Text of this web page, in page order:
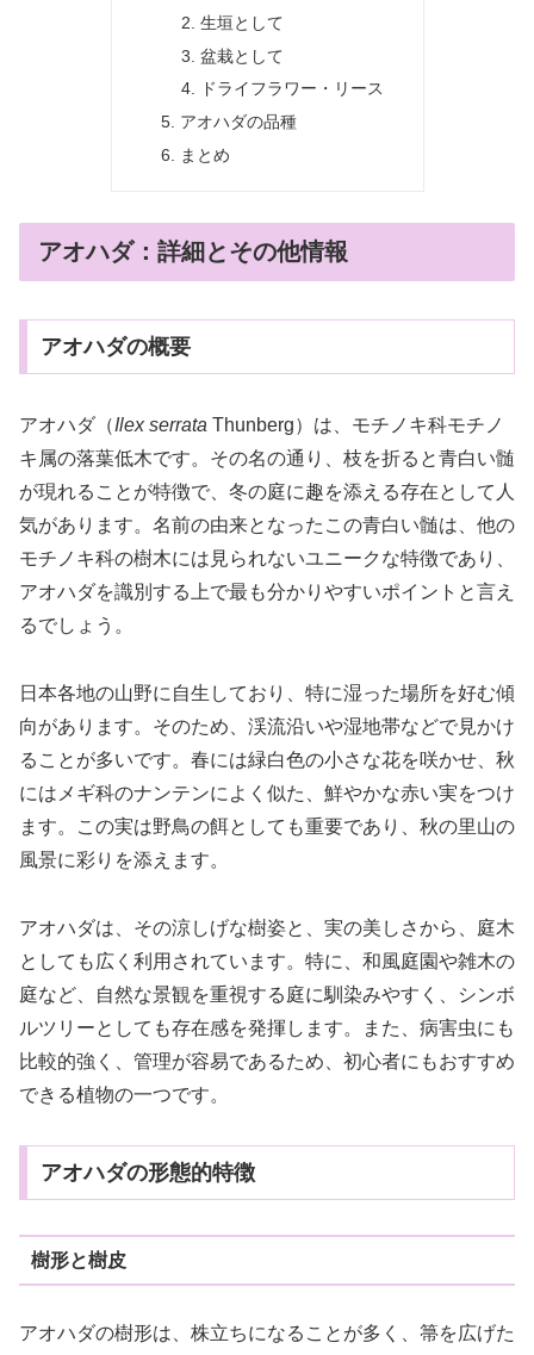
生垣として
盆栽として
ドライフラワー・リース
アオハダの品種
まとめ
アオハダ：詳細とその他情報
アオハダの概要
アオハダ（Ilex serrata Thunberg）は、モチノキ科モチノ
キ属の落葉低木です。その名の通り、枝を折ると青白い髄
が現れることが特徴で、冬の庭に趣を添える存在として人
気があります。名前の由来となったこの青白い髄は、他の
モチノキ科の樹木には見られないユニークな特徴であり、
アオハダを識別する上で最も分かりやすいポイントと言え
るでしょう。
日本各地の山野に自生しており、特に湿った場所を好む傾
向があります。そのため、渓流沿いや湿地帯などで見かけ
ることが多いです。春には緑白色の小さな花を咲かせ、秋
にはメギ科のナンテンによく似た、鮮やかな赤い実をつけ
ます。この実は野鳥の餌としても重要であり、秋の里山の
風景に彩りを添えます。
アオハダは、その涼しげな樹姿と、実の美しさから、庭木
としても広く利用されています。特に、和風庭園や雑木の
庭など、自然な景観を重視する庭に馴染みやすく、シンボ
ルツリーとしても存在感を発揮します。また、病害虫にも
比較的強く、管理が容易であるため、初心者にもおすすめ
できる植物の一つです。
アオハダの形態的特徴
樹形と樹皮
アオハダの樹形は、株立ちになることが多く、箒を広げた